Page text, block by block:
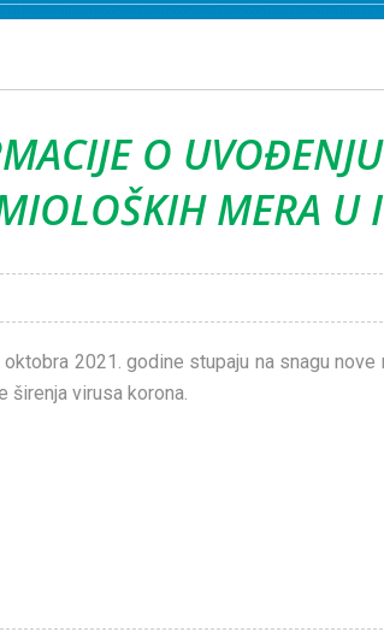
O
MERA U
2021. godine stupaju na snagu
širenja virusa korona.